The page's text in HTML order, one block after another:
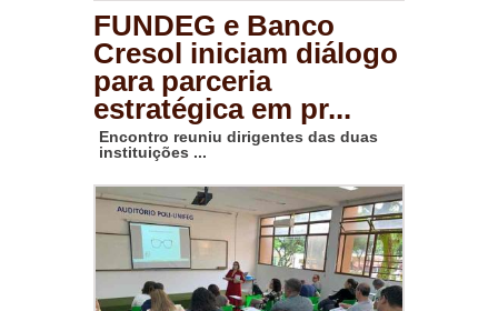
FUNDEG e Banco
Cresol iniciam diálogo
para parceria
estratégica em pr...
Encontro reuniu dirigentes das duas
instituições ...